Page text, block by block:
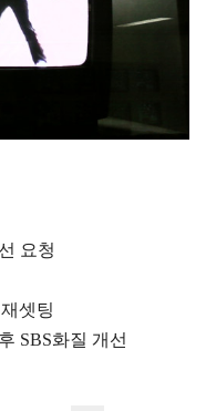
요청
셋팅
SBS화질 개선